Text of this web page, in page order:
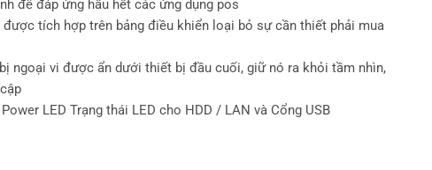
để đáp ứng hầu hết các ứng dụng pos
được tích hợp trên bảng điều khiển loại bỏ sự cần thiết phải mua
ngoại vi được ẩn dưới thiết bị đầu cuối, giữ nó ra khỏi tầm nhìn,
LED Trạng thái LED cho HDD / LAN và Cổng USB
Pro quantity